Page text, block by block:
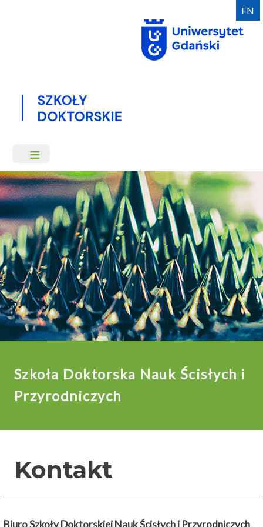
treści
EN
Szkoła Doktorska Nauk Ścisłych i
Przyrodniczych
Kontakt
Biuro Szkoły Doktorskiej Nauk Ścisłych i Przyrodniczych